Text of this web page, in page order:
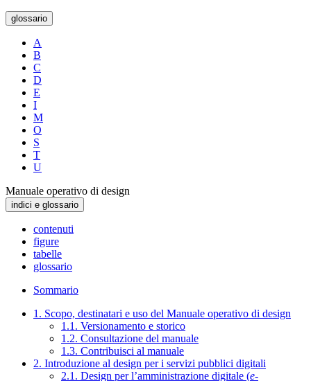
glossario
A
B
C
D
E
I
M
O
S
T
U
Manuale operativo di design
indici e glossario
contenuti
figure
tabelle
glossario
Sommario
1. Scopo, destinatari e uso del Manuale operativo di design
1.1. Versionamento e storico
1.2. Consultazione del manuale
1.3. Contribuisci al manuale
2. Introduzione al design per i servizi pubblici digitali
2.1. Design per l’amministrazione digitale (e-